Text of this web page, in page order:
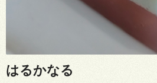
はるかなる